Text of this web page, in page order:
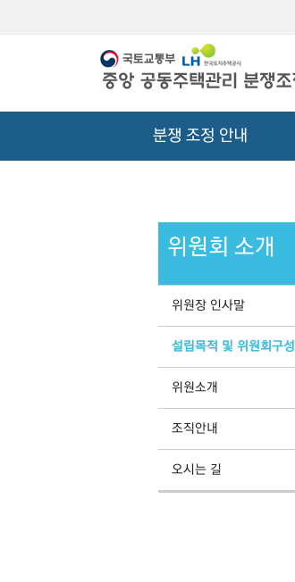
분쟁 조정 안내
위원회 소개
위원장 인사말
설립목적 및 위원회구성
위원소개
조직안내
오시는 길